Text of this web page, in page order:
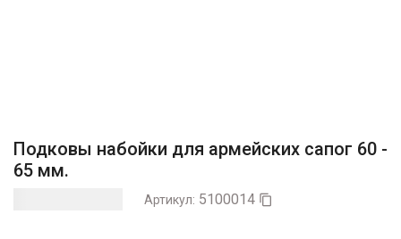
Подковы набойки для армейских сапог 60 -
65 мм.
Артикул: 5100014 